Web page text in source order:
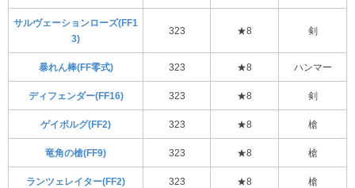
サルヴェーションローズ(FF1
3)
323 ★8 剣
暴れん棒(FF零式) 323 ★8 ハンマー
ディフェンダー(FF16) 323 ★8 剣
ゲイボルグ(FF2) 323 ★8 槍
竜角の槍(FF9) 323 ★8 槍
ランツェレイター(FF2) 323 ★8 槍